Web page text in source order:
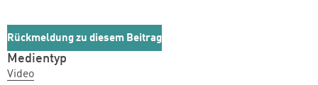
Rückmeldung zu diesem Beitrag
Medientyp
Video